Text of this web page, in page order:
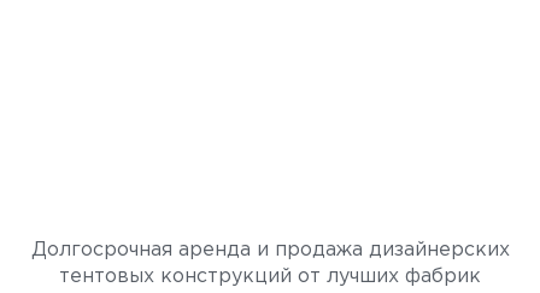
Долгосрочная аренда и продажа дизайнерских
тентовых конструкций от лучших фабрик